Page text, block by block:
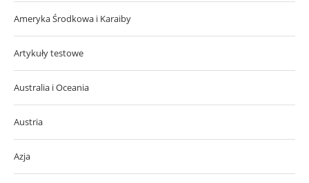
Ameryka Środkowa i Karaiby
Artykuły testowe
Australia i Oceania
Austria
Azja